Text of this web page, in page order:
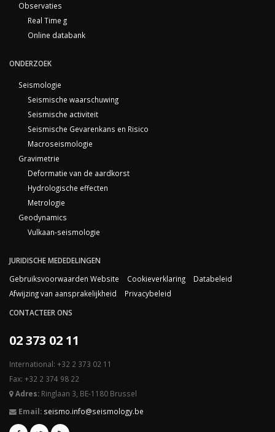
Observaties
Real Time g
Online databank
ONDERZOEK
Seismologie
Seismische waarschuwing
Seismische activiteit
Seismische Gevarenkans en Risico
Macroseismologie
Gravimetrie
Deformatie van de aardkorst
Hydrologische effecten
Metrologie
Geodynamics
Vulkaan-seismologie
JURIDISCHE MEDEDELINGEN
Gebruiksvoorwaarden Website
Cookieverklaring
Databeleid
Afwijzing van aansprakelijkheid
Privacybeleid
CONTACTEER ONS
02 373 02 11
International: +32 2 373 02 11
Fax: +32 2 374 98 22
Adres: Ringlaan 3, BE-1180 Brussel
Email: seismo.info@seismology.be